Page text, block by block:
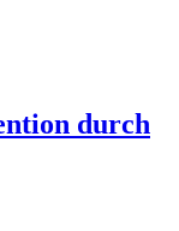
durch